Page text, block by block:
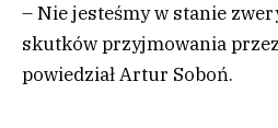
– Nie jesteśmy w stanie
skutków przyjmowania
powiedział Artur Soboń.